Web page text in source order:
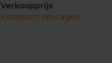
Verkoopprijs
Koopsom opvragen